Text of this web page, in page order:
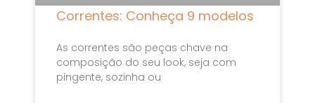
Correntes: Conheça 9 modelos
As correntes são peças chave na
composição do seu look, seja com
pingente, sozinha ou